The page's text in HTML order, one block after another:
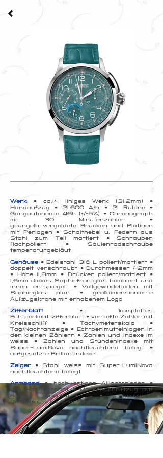
Werk
• ca.14 liniges Werk (31,2mm) •
Handaufzug • 21.600 A/h • 21 Rubine •
Gangautonomie 46h (+/-5%) • Chronograph
mit 30 Minutenzähler •
grüngelb vergoldete Brücken und Platinen
mit Perlagen • Schalthebel u. Federn aus
Stahl zum Teil mattiert • Schrauben
flachpoliert • Säulenradschraube
temperaturgebläut
Gehäuse• Edelstahl 316 L poliert/mattiert •
doppelt verschraubt • Durchmesser 42mm
• Höhe 11,8mm • Drücker poliert/mattiert •
1,6mm dickes Saphirfrontglas bombiert und
innen entspiegelt • Vollgewindeboden mit
Saphirglas plan • großdimensionierte
Aufzugskrone mit erhabenem Logo
Zifferblatt • komplettes
Echtperlmuttzifferblatt • vertiefte Zähler mit
Kreisschliff • Tachymeterskala •
Tag/Nachtanzeige • Echtperlmutteinlagen in
den kleinen Zählern • Zahlen und Indexe im
weiss • Zahlen und Stundenindexe mit
Super-LumiNova nachtleuchtend belegt •
aufgesetzte Brillantindexe
Zeiger• Stahl weiss mit Super-LumiNova
nachtleuchtend belegt
Armband• hochwertiges Alligatorleder •
von Hand genäht • Markenschriftzug auf
dem Innenfutter • gravierte
Doppelfaltschließe aus Edelstahl